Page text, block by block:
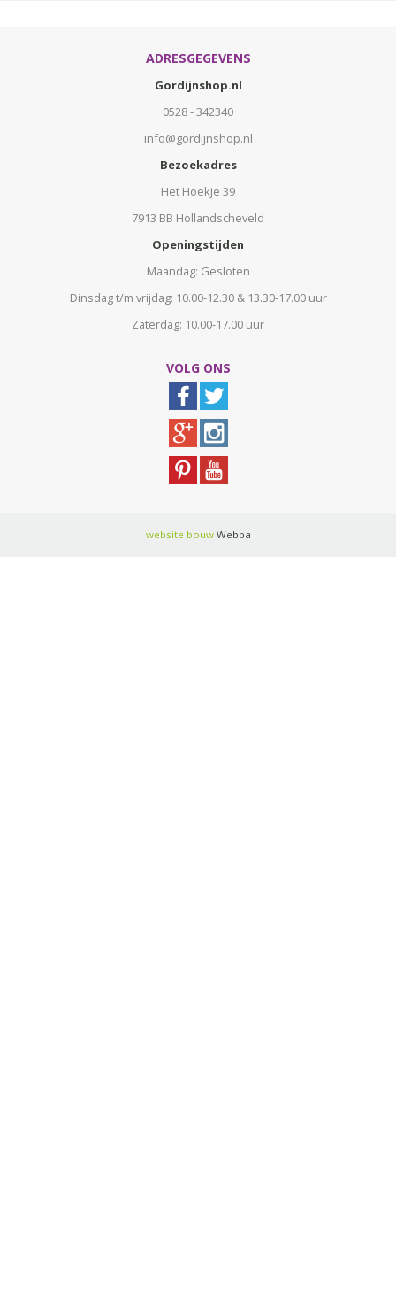
ADRESGEGEVENS
Gordijnshop.nl
0528 - 342340
info@gordijnshop.nl
Bezoekadres
Het Hoekje 39
7913 BB Hollandscheveld
Openingstijden
Maandag: Gesloten
Dinsdag t/m vrijdag: 10.00-12.30 & 13.30-17.00 uur
Zaterdag: 10.00-17.00 uur
VOLG ONS
website bouwWebba